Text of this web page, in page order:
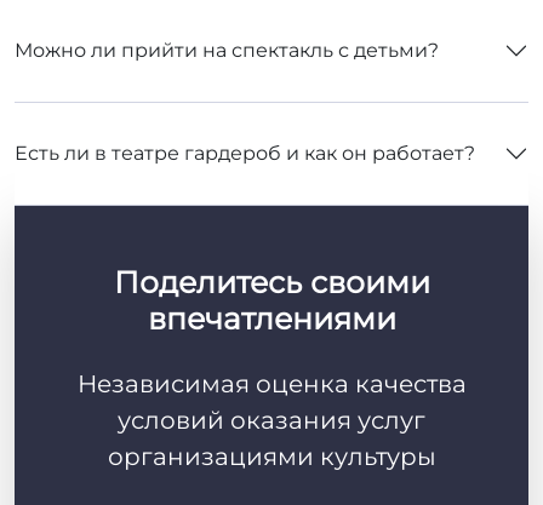
Поделитесь своими
условий оказания услуг
организациями культуры
Поделиться